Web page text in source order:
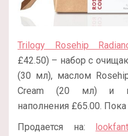
Trilogy Rosehip
£42.50) – набор с
(30 мл), маслом
Cream (20 мл) и
наполнения £65.00.
Продается на: